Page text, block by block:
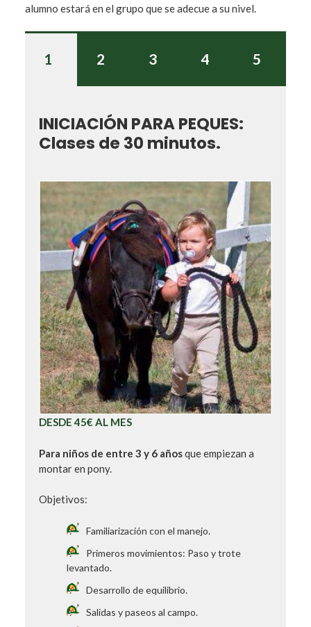
alumno estará en el grupo que se adecue a su nivel.
1 2 3 4 5
INICIACIÓN PARA PEQUES:
Clases de 30 minutos.
DESDE 45€ AL MES
Para niños de entre 3 y 6 añosque empiezan a
montar en pony.
Objetivos:
Familiarización con el manejo.
Primeros movimientos: Paso y trote
levantado.
Desarrollo de equilibrio.
Salidas y paseos al campo.